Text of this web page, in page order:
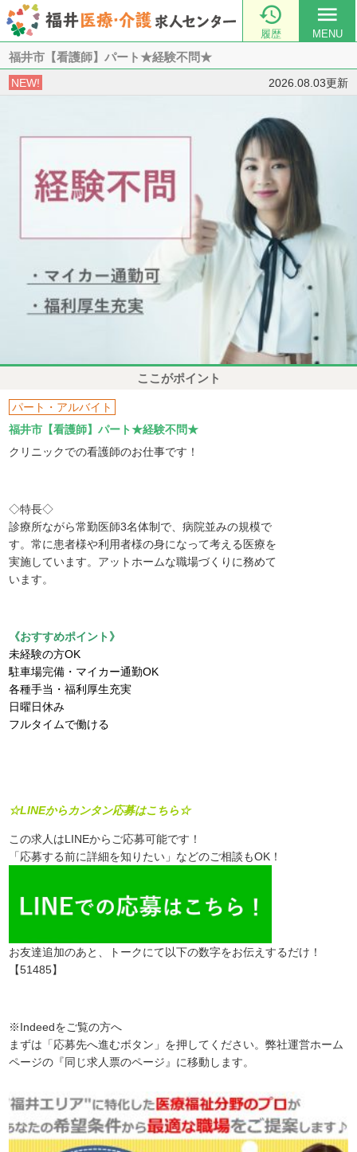

履歴
menu
MENU
福井市【看護師】パート★経験不問★
NEW! 2026.08.03更新
ここがポイント
パート・アルバイト
福井市【看護師】パート★経験不問★
クリニックでの看護師のお仕事です！
◇特長◇
診療所ながら常勤医師3名体制で、病院並みの規模で
す。常に患者様や利用者様の身になって考える医療を
実施しています。アットホームな職場づくりに務めて
います。
《おすすめポイント》
未経験の方OK
駐車場完備・マイカー通勤OK
各種手当・福利厚生充実
日曜日休み
フルタイムで働ける
☆LINEからカンタン応募はこちら☆
この求人はLINEからご応募可能です！
「応募する前に詳細を知りたい」などのご相談もOK！
お友達追加のあと、トークにて以下の数字をお伝えするだけ！
【51485】
※Indeedをご覧の方へ
まずは「応募先へ進むボタン」を押してください。弊社運営ホーム
ページの『同じ求人票のページ』に移動します。